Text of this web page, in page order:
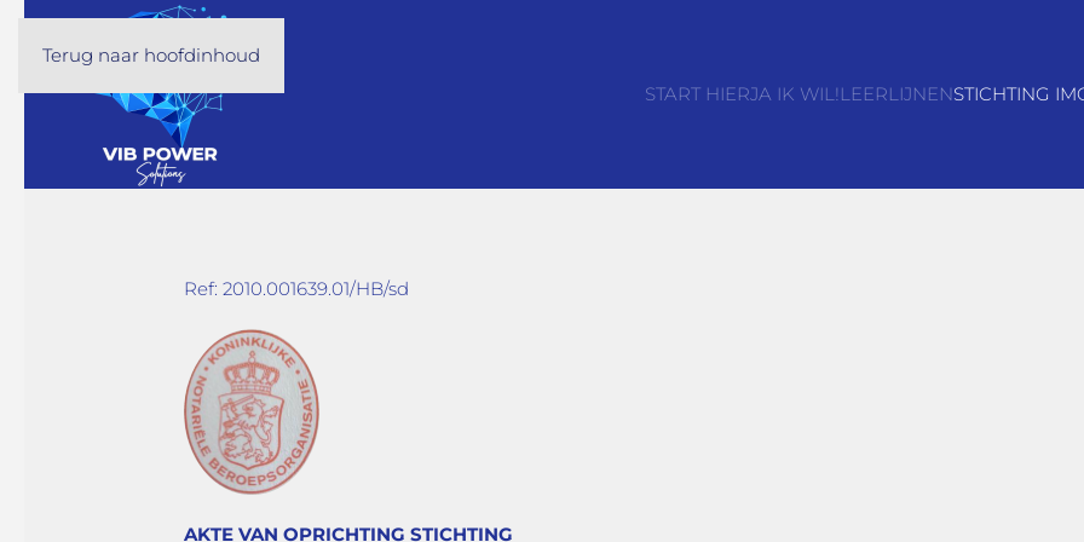
Terug naar hoofdinhoud
START HIERJA IK WIL!LEERLIJNENSTICHTING
Ref: 2010.001639.01/HB/sd
AKTE VAN OPRICHTING STICHTING